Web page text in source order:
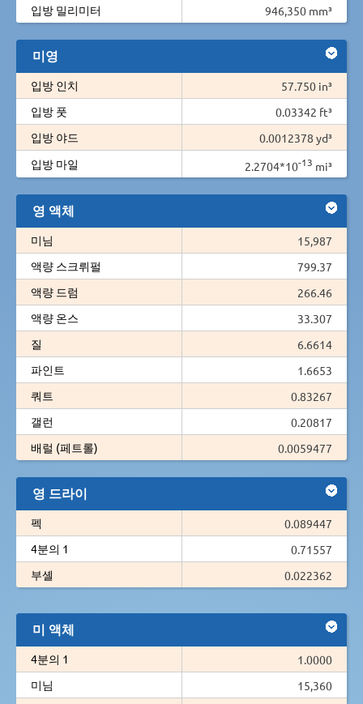
입방 밀리미터
946,350 mm³
미영
입방 인치
57.750 in³
입방 풋
0.03342 ft³
입방 야드
0.0012378 yd³
입방 마일
2.2704*10-13 mi³
영 액체
미님
15,987
액량 스크뤼펄
799.37
액량 드럼
266.46
액량 온스
33.307
질
6.6614
파인트
1.6653
쿼트
0.83267
갤런
0.20817
배럴 (페트롤)
0.0059477
영 드라이
펙
0.089447
4분의 1
0.71557
부셸
0.022362
미 액체
4분의 1
1.0000
미님
15,360